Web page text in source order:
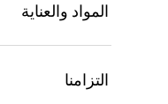
المواد والعناية
التزامنا